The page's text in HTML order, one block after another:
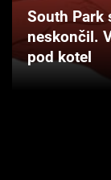
Cool Esport
Pořady
South Park
neskončil.
pod kotel